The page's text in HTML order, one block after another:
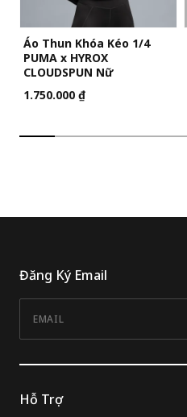
Áo Thun Khóa Kéo 1/4
PUMA x HYROX
CLOUDSPUN Nữ
1.750.000 ₫
Đăng Ký Email
Hỗ Trợ